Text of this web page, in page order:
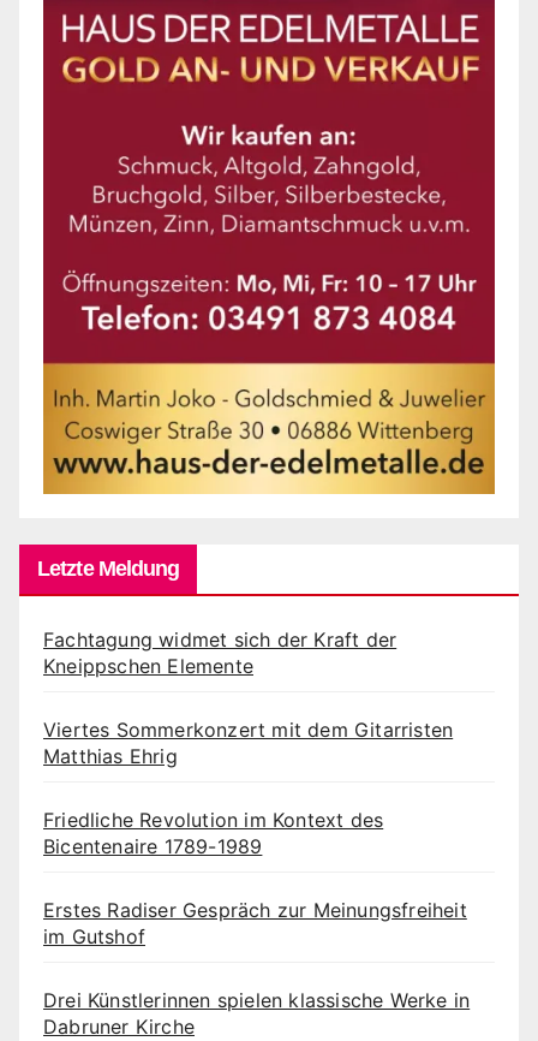
Letzte Meldung
Fachtagung widmet sich der Kraft der
Kneippschen Elemente
Viertes Sommerkonzert mit dem Gitarristen
Matthias Ehrig
Friedliche Revolution im Kontext des
Bicentenaire 1789-1989
Erstes Radiser Gespräch zur Meinungsfreiheit
im Gutshof
Drei Künstlerinnen spielen klassische Werke in
Dabruner Kirche